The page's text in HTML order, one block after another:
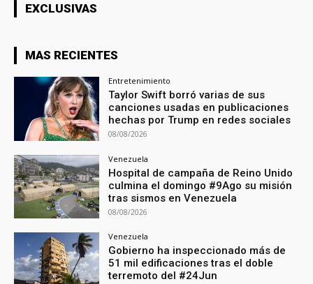
EXCLUSIVAS
MAS RECIENTES
Entretenimiento
Taylor Swift borró varias de sus
canciones usadas en publicaciones
hechas por Trump en redes sociales
08/08/2026
Venezuela
Hospital de campaña de Reino Unido
culmina el domingo #9Ago su misión
tras sismos en Venezuela
08/08/2026
Venezuela
Gobierno ha inspeccionado más de
51 mil edificaciones tras el doble
terremoto del #24Jun